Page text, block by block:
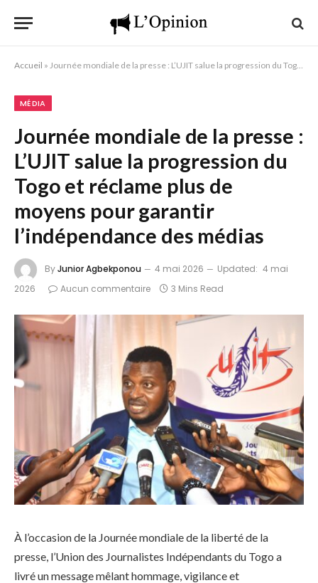
Accueil » Journée mondiale de la presse : L’UJIT salue la progression du Togo et réclame plus de moyens pour garantir l’indépendance des médias
MÉDIA
Journée mondiale de la presse :
L’UJIT salue la progression du
Togo et réclame plus de
moyens pour garantir
l’indépendance des médias
ByJunior Agbekponou 4 mai 2026 Updated: 4 mai
2026
Aucun commentaire 3 Mins Read
À l’occasion de la Journée mondiale de la liberté de la
presse, l’Union des Journalistes Indépendants du Togo a
livré un message mêlant hommage, vigilance et